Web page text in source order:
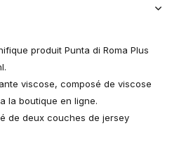
produit Punta di Roma Plus
viscose, composé de viscose
la boutique en ligne.
de deux couches de jersey